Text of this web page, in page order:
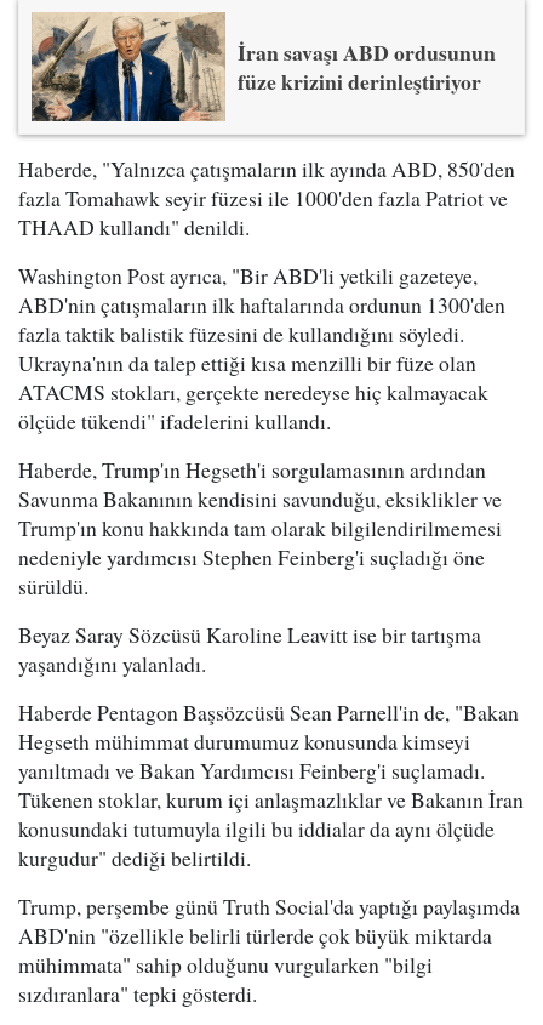
İran savaşı ABD ordusunun
füze krizini derinleştiriyor
Haberde, "Yalnızca çatışmaların ilk ayında ABD, 850'den
fazla Tomahawk seyir füzesi ile 1000'den fazla Patriot ve
THAAD kullandı" denildi.
Washington Post ayrıca, "Bir ABD'li yetkili gazeteye,
ABD'nin çatışmaların ilk haftalarında ordunun 1300'den
fazla taktik balistik füzesini de kullandığını söyledi.
Ukrayna'nın da talep ettiği kısa menzilli bir füze olan
ATACMS stokları, gerçekte neredeyse hiç kalmayacak
ölçüde tükendi" ifadelerini kullandı.
Haberde, Trump'ın Hegseth'i sorgulamasının ardından
Savunma Bakanının kendisini savunduğu, eksiklikler ve
Trump'ın konu hakkında tam olarak bilgilendirilmemesi
nedeniyle yardımcısı Stephen Feinberg'i suçladığı öne
sürüldü.
Beyaz Saray Sözcüsü Karoline Leavitt ise bir tartışma
yaşandığını yalanladı.
Haberde Pentagon Başsözcüsü Sean Parnell'in de, "Bakan
Hegseth mühimmat durumumuz konusunda kimseyi
yanıltmadı ve Bakan Yardımcısı Feinberg'i suçlamadı.
Tükenen stoklar, kurum içi anlaşmazlıklar ve Bakanın İran
konusundaki tutumuyla ilgili bu iddialar da aynı ölçüde
kurgudur" dediği belirtildi.
Trump, perşembe günü Truth Social'da yaptığı paylaşımda
ABD'nin "özellikle belirli türlerde çok büyük miktarda
mühimmata" sahip olduğunu vurgularken "bilgi
sızdıranlara" tepki gösterdi.